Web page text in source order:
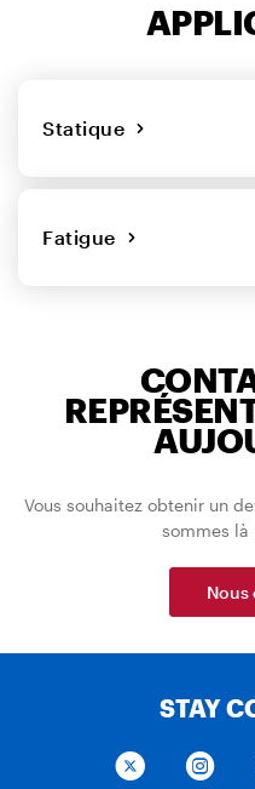
Statique
Fatigue
Vous souhaitez obtenir un
sommes là
STAY